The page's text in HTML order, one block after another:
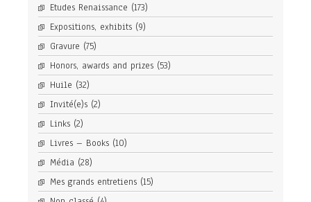
Etudes Renaissance (173)
Expositions, exhibits (9)
Gravure (75)
Honors, awards and prizes (53)
Huile (32)
Invité(e)s (2)
Links (2)
Livres – Books (10)
Média (28)
Mes grands entretiens (15)